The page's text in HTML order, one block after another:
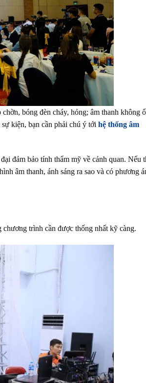
bóng đèn cháy, hỏng; âm thanh không
kiện, bạn cần phải chú ý tới hệ thống âm
đảm bảo tính thẩm mỹ về cảnh quan. Nếu
âm thanh, ánh sáng ra sao và có phương
trình cần được thống nhất kỹ càng.